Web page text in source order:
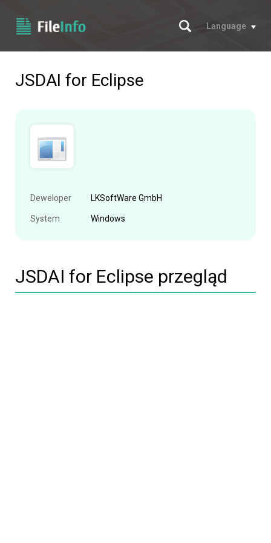
Szukaj
Language
JSDAI for Eclipse
Deweloper LKSoftWare GmbH
System Windows
JSDAI for Eclipse przegląd